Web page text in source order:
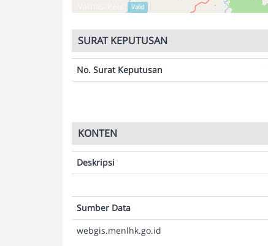
Valid
SURAT KEPUTUSAN
No. Surat Keputusan
KONTEN
Deskripsi
Sumber Data
webgis.menlhk.go.id